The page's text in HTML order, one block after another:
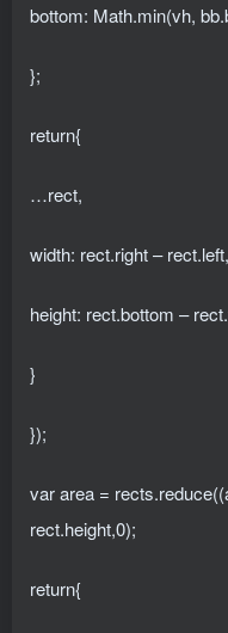
bottom: Math.min(vh,
};
return{
…rect,
width: rect.right – rect.left,
height: rect.bottom –
}
});
var area =
rect.height,0);
return{